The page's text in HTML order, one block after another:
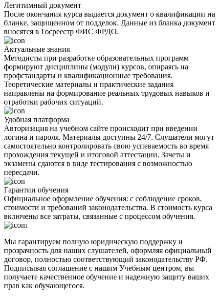
Легитимный документ
После окончания курса выдается документ о квалификации на
бланке, защищенном от подделок. Данные из бланка документ
вносятся в Госреестр ФИС ФРДО.
Актуальные знания
Методисты при разработке образовательных программ
формируют дисциплины (модули) курсов, опираясь на
профстандарты и квалификационные требования.
Теоретические материалы и практические задания
направлены на формирование реальных трудовых навыков и
отработки рабочих ситуаций.
Удобная платформа
Авторизация на учебном сайте происходит при введении
логина и пароля. Материалы доступны 24/7. Слушатели могут
самостоятельно контролировать свою успеваемость во время
прохождения текущей и итоговой аттестации. Зачеты и
экзамены сдаются в виде тестирования с возможностью
пересдачи.
Гарантии обучения
Официальное оформление обучения: с соблюдение сроков,
стоимости и требований законодательства. В стоимость курса
включены все затраты, связанные с процессом обучения.
Мы гарантируем полную юридическую поддержку и
прозрачность для наших слушателей, оформляя официальный
договор, полностью соответствующий законодательству РФ.
Подписывая соглашение с нашим Учебным центром, вы
получаете качественное обучение и надежную защиту ваших
прав как обучающегося.